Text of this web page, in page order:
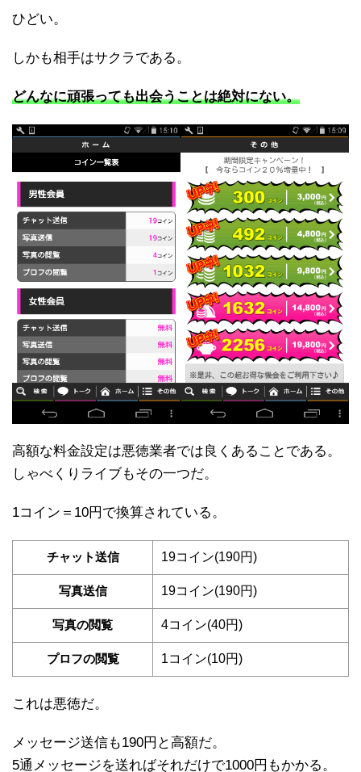
ひどい。
しかも相手はサクラである。
どんなに頑張っても出会うことは絶対にない。
高額な料金設定は悪徳業者では良くあることである。
しゃべくりライブもその一つだ。
1コイン＝10円で換算されている。
チャット送信 19コイン(190円)
写真送信 19コイン(190円)
写真の閲覧 4コイン(40円)
プロフの閲覧 1コイン(10円)
これは悪徳だ。
メッセージ送信も190円と高額だ。
5通メッセージを送ればそれだけで1000円もかかる。